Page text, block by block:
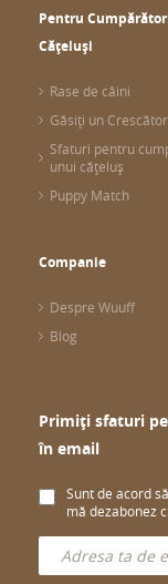
Pentru
Cățeluși
Rase de câini
Găsiți un Crescător
Sfaturi pentru
unui cățeluș
Puppy Match
Companie
Despre Wuuff
Blog
Primiți sfaturi
în email
Sunt de acord
mă dezabonez